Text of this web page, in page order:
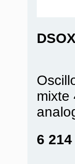
mixte
6 214